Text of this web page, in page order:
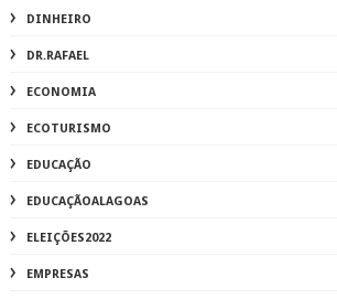
DINHEIRO
DR.RAFAEL
ECONOMIA
ECOTURISMO
EDUCAÇÃO
EDUCAÇÃOALAGOAS
ELEIÇÕES2022
EMPRESAS